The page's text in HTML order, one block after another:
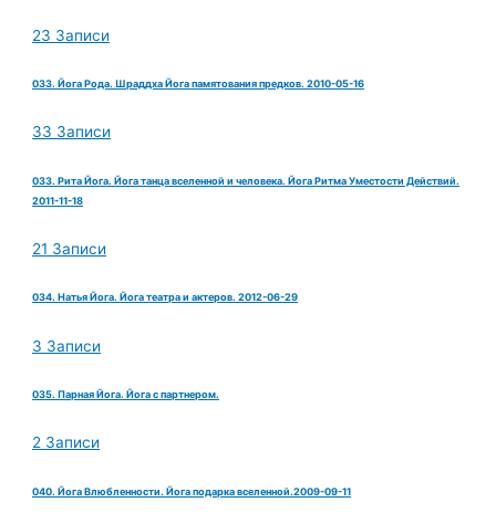
23 Записи
033. Йога Рода. Шраддха Йога памятования предков. 2010-05-16
33 Записи
033. Рита Йога. Йога танца вселенной и человека. Йога Ритма Уместости Действий.
2011-11-18
21 Записи
034. Натья Йога. Йога театра и актеров. 2012-06-29
3 Записи
035. Парная Йога. Йога с партнером.
2 Записи
040. Йога Влюбленности. Йога подарка вселенной.2009-09-11